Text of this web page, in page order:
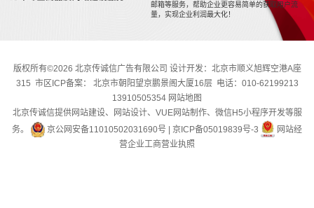
邮箱等服务，帮助企业更容易简单的获取用户流
量，实现企业利润最大化！
版权所有©2026 北京传诚信广告有限公司 设计开发：北京市顺义旭辉空港A座
315 市区ICP备案： 北京市朝阳望京鹏景阁大厦16层 电话：010-62199213
13910505354 网站地图
北京传诚信提供网站建设、网站设计、VUE网站制作、微信H5小程序开发等服
务。
京公网安备11010502031690号 京ICP备05019839号-3
网站经
营企业工商营业执照